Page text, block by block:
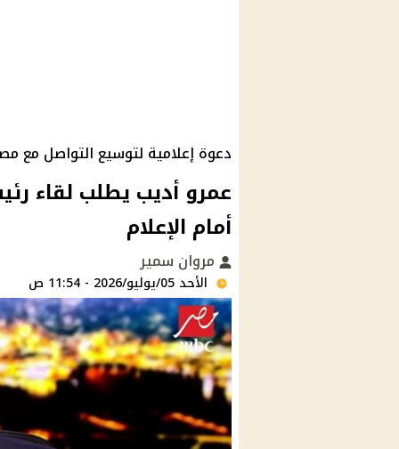
دعوة إعلامية لتوسيع التواصل مع
عمرو أديب يطلب لقاء
أمام الإعلام
مروان سمير
الأحد 05/يوليو/2026 - 11:54 ص